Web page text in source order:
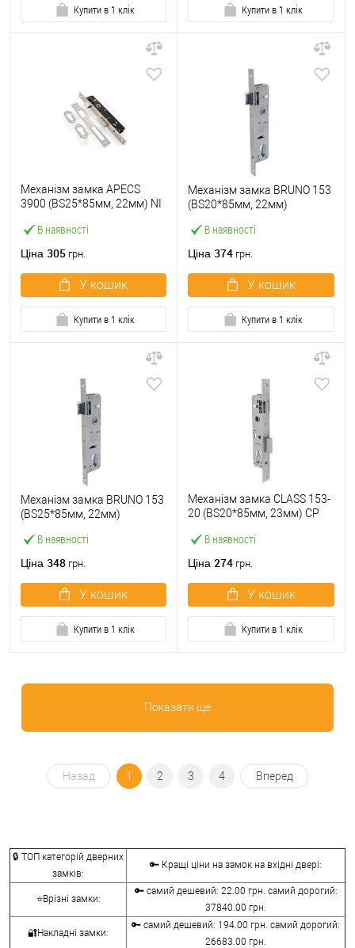
Купити в 1 клік Купити в 1 клік
В наявності
Механізм замка APECS
3900 (BS25*85мм, 22мм) NI
Ціна 305 грн.
У кошик
Купити в 1 клік
В наявності
Механізм замка BRUNO 153
(BS20*85мм, 22мм)
Ціна 374 грн.
У кошик
Купити в 1 клік
В наявності
Механізм замка BRUNO 153
(BS25*85мм, 22мм)
Ціна 348 грн.
У кошик
Купити в 1 клік
В наявності
Механізм замка CLASS 153-
20 (BS20*85мм, 23мм) CP
Ціна 274 грн.
У кошик
Купити в 1 клік
Показати ще
Назад 1 2 3 4 Вперед
🔒 ТОП категорій дверних
замків:
🔑 Кращі ціни на замок на вхідні двері:
⭐Врізні замки:
🔑 самий дешевий: 22.00 грн. самий дорогий:
37840.00 грн.
🔐Накладні замки:
🔑 самий дешевий: 194.00 грн. самий дорогий:
26683.00 грн.